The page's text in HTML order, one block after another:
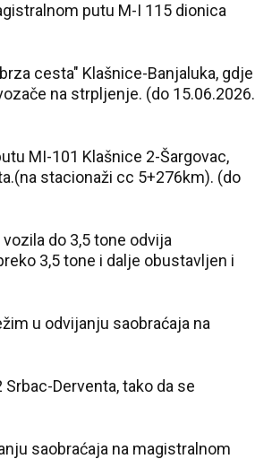
putu M-I 115 dionica
cesta" Klašnice-Banjaluka, gdje
na strpljenje. (do 15.06.2026.
MI-101 Klašnice 2-Šargovac,
stacionaži cc 5+276km). (do
do 3,5 tone odvija
3,5 tone i dalje obustavljen i
u odvijanju saobraćaja na
Derventa, tako da se
saobraćaja na magistralnom